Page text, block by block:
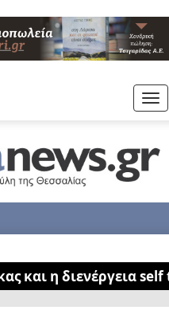
και η διενέργεια self